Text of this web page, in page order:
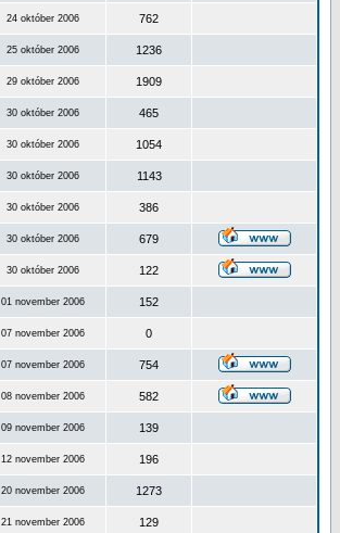
24 október 2006 762
25 október 2006 1236
29 október 2006 1909
30 október 2006 465
30 október 2006 1054
30 október 2006 1143
30 október 2006 386
30 október 2006 679
30 október 2006 122
01 november 2006 152
07 november 2006 0
07 november 2006 754
08 november 2006 582
09 november 2006 139
12 november 2006 196
20 november 2006 1273
21 november 2006 129